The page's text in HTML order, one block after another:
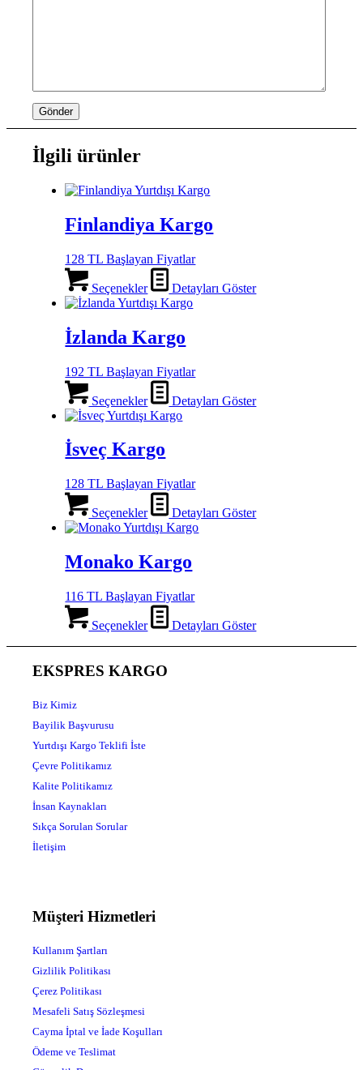
İlgili ürünler
Finlandiya Kargo
128 TL Başlayan Fiyatlar
Seçenekler Detayları Göster
İzlanda Kargo
192 TL Başlayan Fiyatlar
Seçenekler Detayları Göster
İsveç Kargo
128 TL Başlayan Fiyatlar
Seçenekler Detayları Göster
Monako Kargo
116 TL Başlayan Fiyatlar
Seçenekler Detayları Göster
EKSPRES KARGO
Biz Kimiz
Bayilik Başvurusu
Yurtdışı Kargo Teklifi İste
Çevre Politikamız
Kalite Politikamız
İnsan Kaynakları
Sıkça Sorulan Sorular
İletişim
Müşteri Hizmetleri
Kullanım Şartları
Gizlilik Politikası
Çerez Politikası
Mesafeli Satış Sözleşmesi
Cayma İptal ve İade Koşulları
Ödeme ve Teslimat